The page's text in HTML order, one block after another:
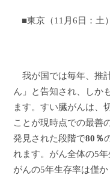
■東京（11 月6 日：土
我が国では毎年、推
ん」と告知され、しか
ます。すい臓がんは、
ことが現時点での最善
発見された段階で80 ％
れます。 がん全体の5年
がんの5年生存率は僅か